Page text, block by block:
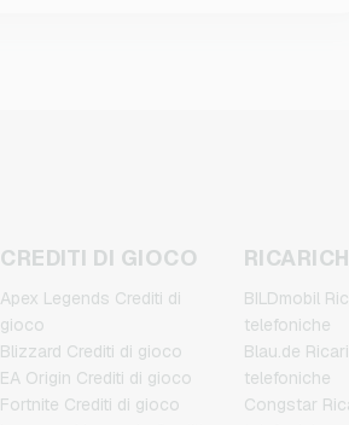
CREDITI DI GIOCO
Apex Legends Crediti di
gioco
Blizzard Crediti di gioco
EA Origin Crediti di gioco
Fortnite Crediti di gioco
BILDmobil
telefoniche
Blau.de
telefoniche
Congstar